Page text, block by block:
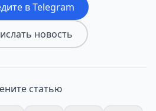
в Telegram
новость
статью